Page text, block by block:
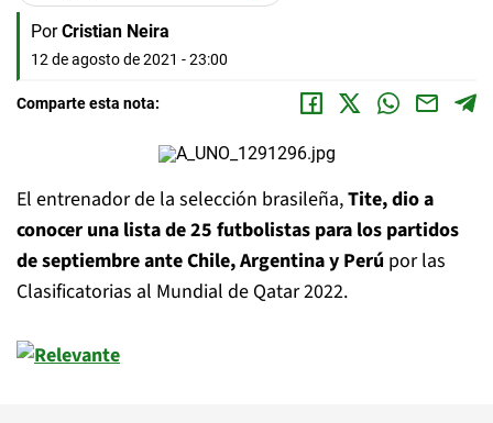
Por Cristian Neira
12 de agosto de 2021 - 23:00
Comparte esta nota:
El entrenador de la selección brasileña,Tite, dio a
conocer una lista de 25 futbolistas para los partidos
de septiembre ante Chile, Argentina y Perú por las
Clasificatorias al Mundial de Qatar 2022.